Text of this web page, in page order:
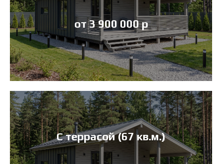
от 3 900 000 р
С террасой (67 кв.м.)